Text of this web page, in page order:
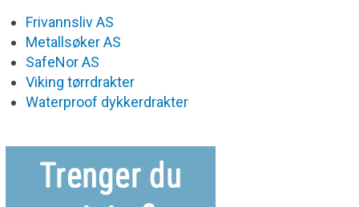
Frivannsliv AS
Metallsøker AS
SafeNor AS
Viking tørrdrakter
Waterproof dykkerdrakter